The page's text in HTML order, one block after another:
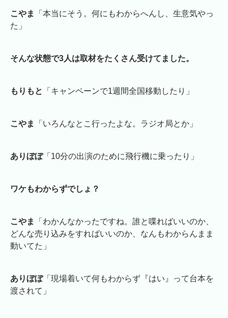
こやま
「本当にそう。何にもわからへんし、生意気やっ
た」
そんな状態で3人は取材をたくさん受けてました。
もりもと 「キャンペーンで1週間全国移動したり」
こやま 「いろんなとこ行ったよな。ラジオ局とか」
ありぼぼ「10分の出演のために飛行機に乗ったり」
ワケもわからずでしょ？
こやま
「わかんなかったですね。誰と喋ればいいのか、
どんな売り込みをすればいいのか、なんもわからんまま
動いてた」
ありぼぼ「現場着いて何もわからず『はい』って台本を
渡されて」